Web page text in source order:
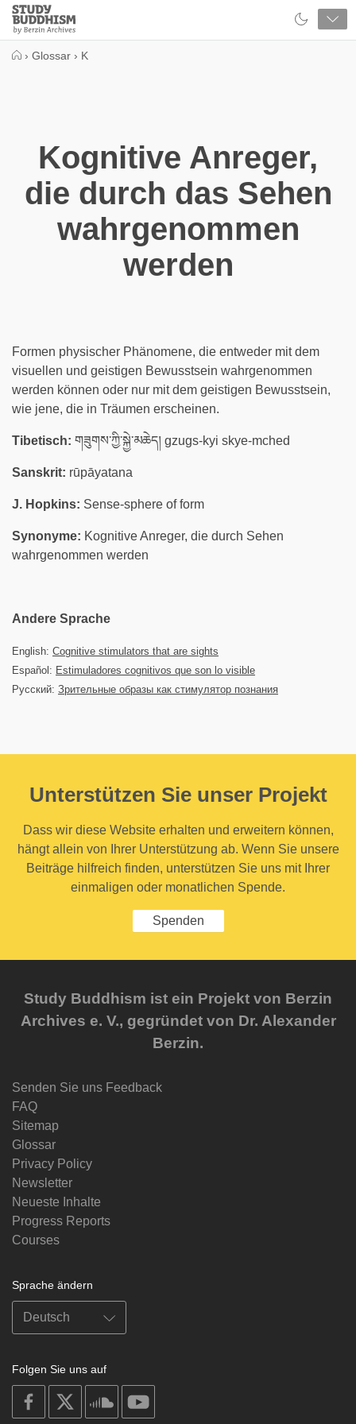
Close
Study
Buddhism
› Glossar › K
Kognitive Anreger,
die durch das Sehen
wahrgenommen
werden
Formen physischer Phänomene, die entweder mit dem
visuellen und geistigen Bewusstsein wahrgenommen
werden können oder nur mit dem geistigen Bewusstsein,
wie jene, die in Träumen erscheinen.
Tibetisch: གཟུགས་ཀྱི་སྐྱེ་མཆེད། gzugs-kyi skye-mched
Sanskrit: rūpāyatana
J. Hopkins: Sense-sphere of form
Synonyme: Kognitive Anreger, die durch Sehen
wahrgenommen werden
Andere Sprache
English: Cognitive stimulators that are sights
Español: Estimuladores cognitivos que son lo visible
Русский: Зрительные образы как стимулятор познания
Unterstützen Sie unser Projekt
Dass wir diese Website erhalten und erweitern können,
hängt allein von Ihrer Unterstützung ab. Wenn Sie unsere
Beiträge hilfreich finden, unterstützen Sie uns mit Ihrer
einmaligen oder monatlichen Spende.
Spenden
Study Buddhism ist ein Projekt von Berzin
Archives e. V., gegründet von Dr. Alexander
Berzin.
Senden Sie uns Feedback
FAQ
Sitemap
Glossar
Privacy Policy
Newsletter
Neueste Inhalte
Progress Reports
Courses
Sprache ändern
Folgen Sie uns auf
on
facebook
soundcloud